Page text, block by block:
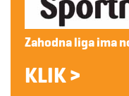
Zahodna liga ima
KLIK >